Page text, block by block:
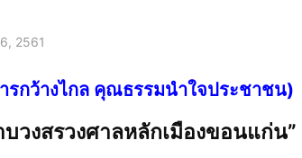
2561
กว้างไกล คุณธรรมนำใจประชาชน)
วงสรวงศาลหลักเมืองขอนแก่น”